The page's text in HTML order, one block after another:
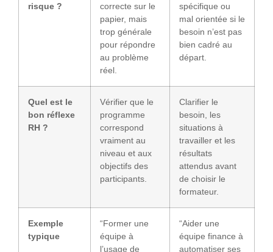
risque ?
correcte sur le
papier, mais
trop générale
pour répondre
au problème
réel.
spécifique ou
mal orientée si le
besoin n’est pas
bien cadré au
départ.
Quel est le
bon réflexe
RH ?
Vérifier que le
programme
correspond
vraiment au
niveau et aux
objectifs des
participants.
Clarifier le
besoin, les
situations à
travailler et les
résultats
attendus avant
de choisir le
formateur.
Exemple
typique
“Former une
équipe à
l’usage de
“Aider une
équipe finance à
automatiser ses